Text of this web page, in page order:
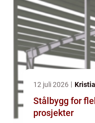
12 juli 2026
Stålbygg for
prosjekter